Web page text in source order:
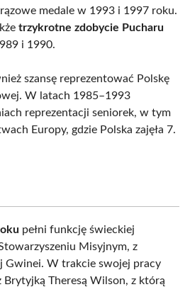
medale w 1993 i 1997 roku.
trzykrotne zdobycie Pucharu
i 1990.
szansę reprezentować Polskę
W latach 1985–1993
reprezentacji seniorek, w tym
Europy, gdzie Polska zajęła 7.
pełni funkcję świeckiej
Misyjnym, z
Gwinei. W trakcie swojej pracy
Brytyjką Theresą Wilson, z którą